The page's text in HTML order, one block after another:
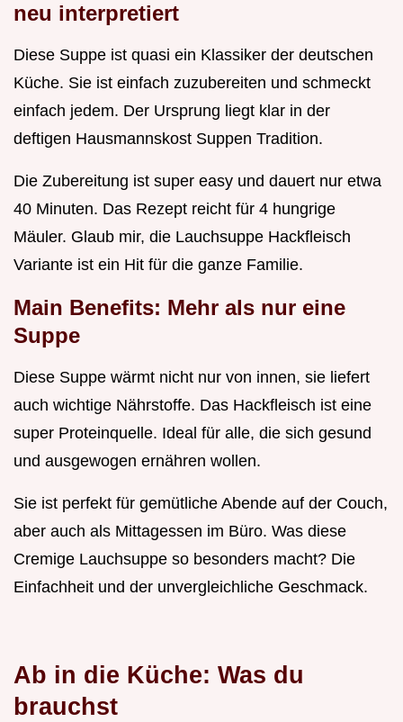
neu interpretiert
Diese Suppe ist quasi ein Klassiker der deutschen
Küche. Sie ist einfach zuzubereiten und schmeckt
einfach jedem. Der Ursprung liegt klar in der
deftigen Hausmannskost Suppen Tradition.
Die Zubereitung ist super easy und dauert nur etwa
40 Minuten. Das Rezept reicht für 4 hungrige
Mäuler. Glaub mir, die Lauchsuppe Hackfleisch
Variante ist ein Hit für die ganze Familie.
Main Benefits: Mehr als nur eine
Suppe
Diese Suppe wärmt nicht nur von innen, sie liefert
auch wichtige Nährstoffe. Das Hackfleisch ist eine
super Proteinquelle. Ideal für alle, die sich gesund
und ausgewogen ernähren wollen.
Sie ist perfekt für gemütliche Abende auf der Couch,
aber auch als Mittagessen im Büro. Was diese
Cremige Lauchsuppe so besonders macht? Die
Einfachheit und der unvergleichliche Geschmack.
Ab in die Küche: Was du
brauchst